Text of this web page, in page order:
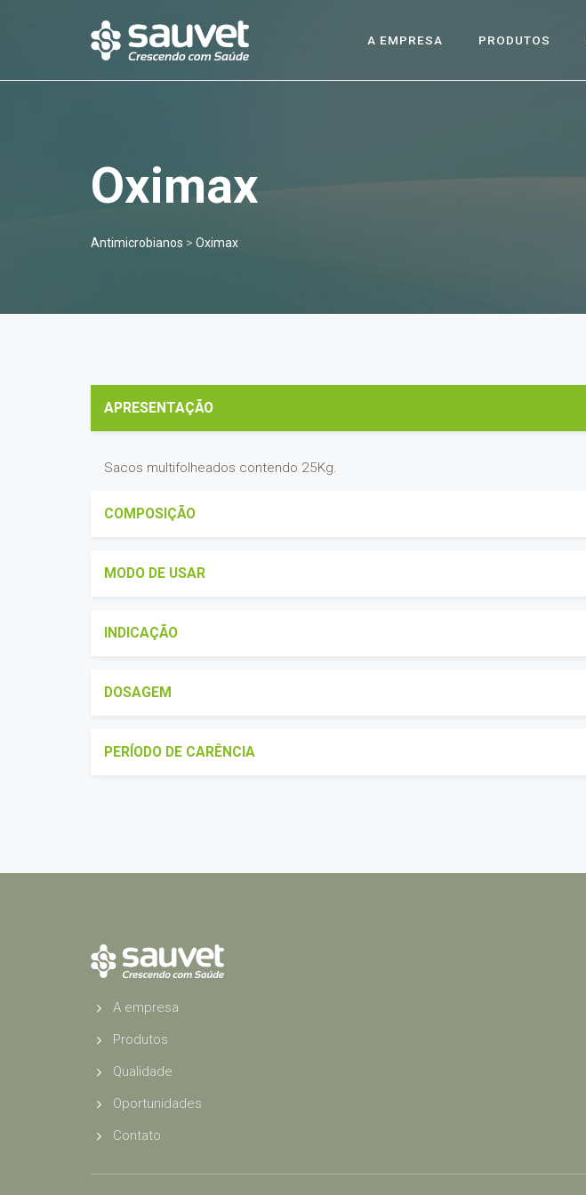
A EMPRESA PRODUTOS
Oximax
Antimicrobianos > Oximax
APRESENTAÇÃO
Sacos multifolheados contendo 25Kg.
COMPOSIÇÃO
MODO DE USAR
INDICAÇÃO
DOSAGEM
PERÍODO DE CARÊNCIA
A empresa
Produtos
Qualidade
Oportunidades
Contato